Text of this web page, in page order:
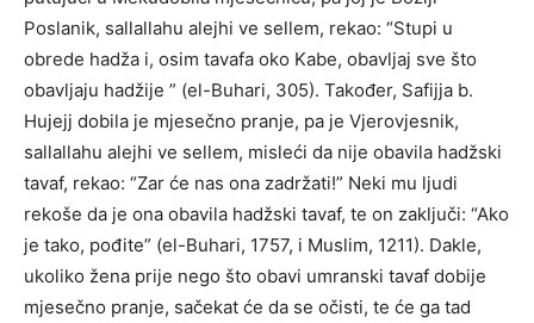
Poslanik, sallallahu alejhi ve sellem, rekao: “Stupi u
obrede hadža i, osim tavafa oko Kabe, obavljaj sve što
obavljaju hadžije ” (el-Buhari, 305). Također, Safijja b.
Hujejj dobila je mjesečno pranje, pa je Vjerovjesnik,
sallallahu alejhi ve sellem, misleći da nije obavila hadžski
tavaf, rekao: “Zar će nas ona zadržati!” Neki mu ljudi
rekoše da je ona obavila hadžski tavaf, te on zaključi: “Ako
je tako, pođite” (el-Buhari, 1757, i Muslim, 1211). Dakle,
ukoliko žena prije nego što obavi umranski tavaf dobije
mjesečno pranje, sačekat će da se očisti, te će ga tad